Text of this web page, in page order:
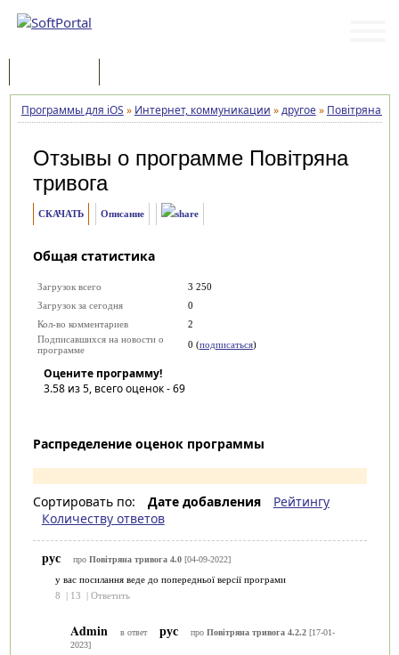
Программы для iOS » Интернет, коммуникации »другое» Повітряна
Отзывы о программе Повітряна
тривога
СКАЧАТЬ Описание
Общая статистика
Загрузок всего
3 250
Загрузок за сегодня
0
Кол-во комментариев
2
Подписавшихся на новости о
программе
0 (подписаться)
Оцените программу!
3.58из 5, всего оценок -69
Распределение оценок программы
Сортировать по: Дате добавления
Рейтингу
Количеству ответов
рус про Повітряна тривога 4.0[04-09-2022]
у вас посилання веде до попередньої версії програми
8
| 13 | Ответить
Admin в ответ рус про Повітряна тривога 4.2.2[17-01-
2023]